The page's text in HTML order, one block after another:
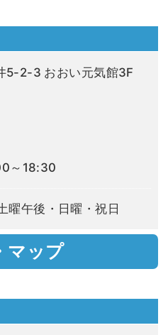
5-2-3 おおい元気館3F
～18:30
曜午後・日曜・祝日
マップ